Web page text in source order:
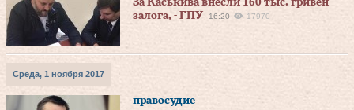
За Каськива внесли 160 тыс. гривен
залога, - ГПУ
16:20 17970
Среда, 1 ноября 2017
правосудие